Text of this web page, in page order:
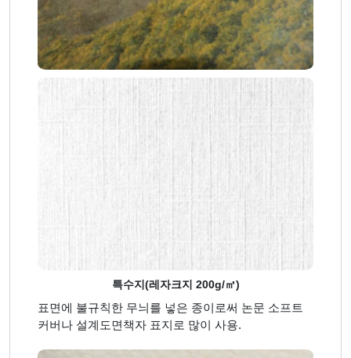
특수지(레자크지 200g/㎡)
표면에 불규칙한 무늬를 넣은 종이로써 논문 소프트
커버나 설계도면책자 표지로 많이 사용.